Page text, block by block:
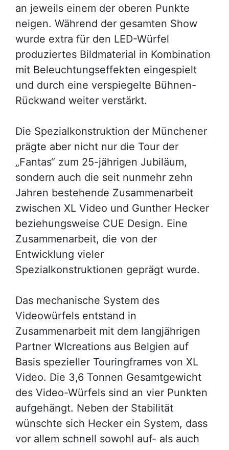
an jeweils einem der oberen Punkte
neigen. Während der gesamten Show
wurde extra für den LED-Würfel
produziertes Bildmaterial in Kombination
mit Beleuchtungseffekten eingespielt
und durch eine verspiegelte Bühnen-
Rückwand weiter verstärkt.
Die Spezialkonstruktion der Münchener
prägte aber nicht nur die Tour der
„Fantas“ zum 25-jährigen Jubiläum,
sondern auch die seit nunmehr zehn
Jahren bestehende Zusammenarbeit
zwischen XL Video und Gunther Hecker
beziehungsweise CUE Design. Eine
Zusammenarbeit, die von der
Entwicklung vieler
Spezialkonstruktionen geprägt wurde.
Das mechanische System des
Videowürfels entstand in
Zusammenarbeit mit dem langjährigen
Partner WIcreations aus Belgien auf
Basis spezieller Touringframes von XL
Video. Die 3,6 Tonnen Gesamtgewicht
des Video-Würfels sind an vier Punkten
aufgehängt. Neben der Stabilität
wünschte sich Hecker ein System, dass
vor allem schnell sowohl auf- als auch